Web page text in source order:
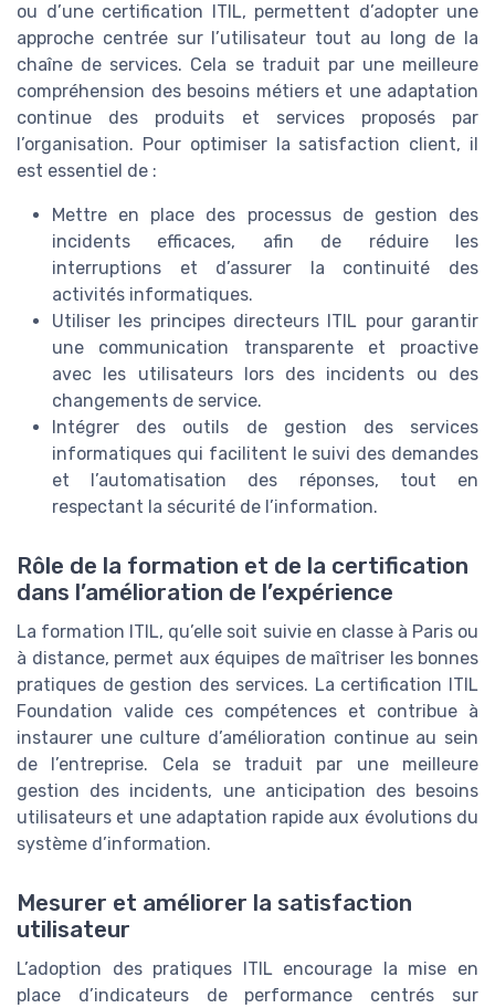
ou d’une certification ITIL, permettent d’adopter une
approche centrée sur l’utilisateur tout au long de la
chaîne de services. Cela se traduit par une meilleure
compréhension des besoins métiers et une adaptation
continue des produits et services proposés par
l’organisation. Pour optimiser la satisfaction client, il
est essentiel de :
Mettre en place des processus de gestion des
incidents efficaces, afin de réduire les
interruptions et d’assurer la continuité des
activités informatiques.
Utiliser les principes directeurs ITIL pour garantir
une communication transparente et proactive
avec les utilisateurs lors des incidents ou des
changements de service.
Intégrer des outils de gestion des services
informatiques qui facilitent le suivi des demandes
et l’automatisation des réponses, tout en
respectant la sécurité de l’information.
Rôle de la formation et de la certification
dans l’amélioration de l’expérience
La formation ITIL, qu’elle soit suivie en classe à Paris ou
à distance, permet aux équipes de maîtriser les bonnes
pratiques de gestion des services. La certification ITIL
Foundation valide ces compétences et contribue à
instaurer une culture d’amélioration continue au sein
de l’entreprise. Cela se traduit par une meilleure
gestion des incidents, une anticipation des besoins
utilisateurs et une adaptation rapide aux évolutions du
système d’information.
Mesurer et améliorer la satisfaction
utilisateur
L’adoption des pratiques ITIL encourage la mise en
place d’indicateurs de performance centrés sur